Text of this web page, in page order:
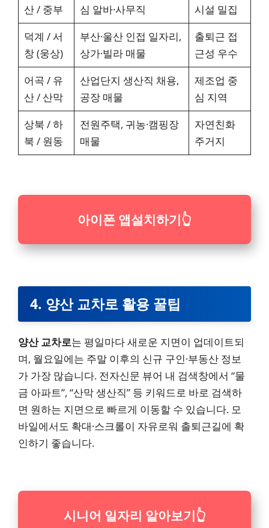
산 / 중부
심 알바·사무직
시설 밀집
덕계 / 서
창 (웅상)
부산·울산 인접 일자리,
상가·빌라 매물
출퇴근 접
근성 우수
어곡 / 유
산 / 산막
산업단지 생산직 채용,
공장 매물
제조업 중
심 지역
상북 / 하
북 / 원동
전원주택, 귀농·캠핑장
매물
자연친화
주거지
아이폰 앱설치하기👆
4. 양산 교차로 활용 꿀팁
양산 교차로는 평일마다 새로운 지면이 업데이트되
며, 월요일에는 주말 이후의 신규 구인·부동산 정보
가 가장 많습니다. 전자신문 뷰어 내 검색창에서 “물
금 아파트”, “산막 생산직” 등 키워드로 바로 검색하
면 원하는 지면으로 빠르게 이동할 수 있습니다. 모
바일에서도 확대·스크롤이 자유로워 출퇴근길에 확
인하기 좋습니다.
시니어 일자리 알아보기👆